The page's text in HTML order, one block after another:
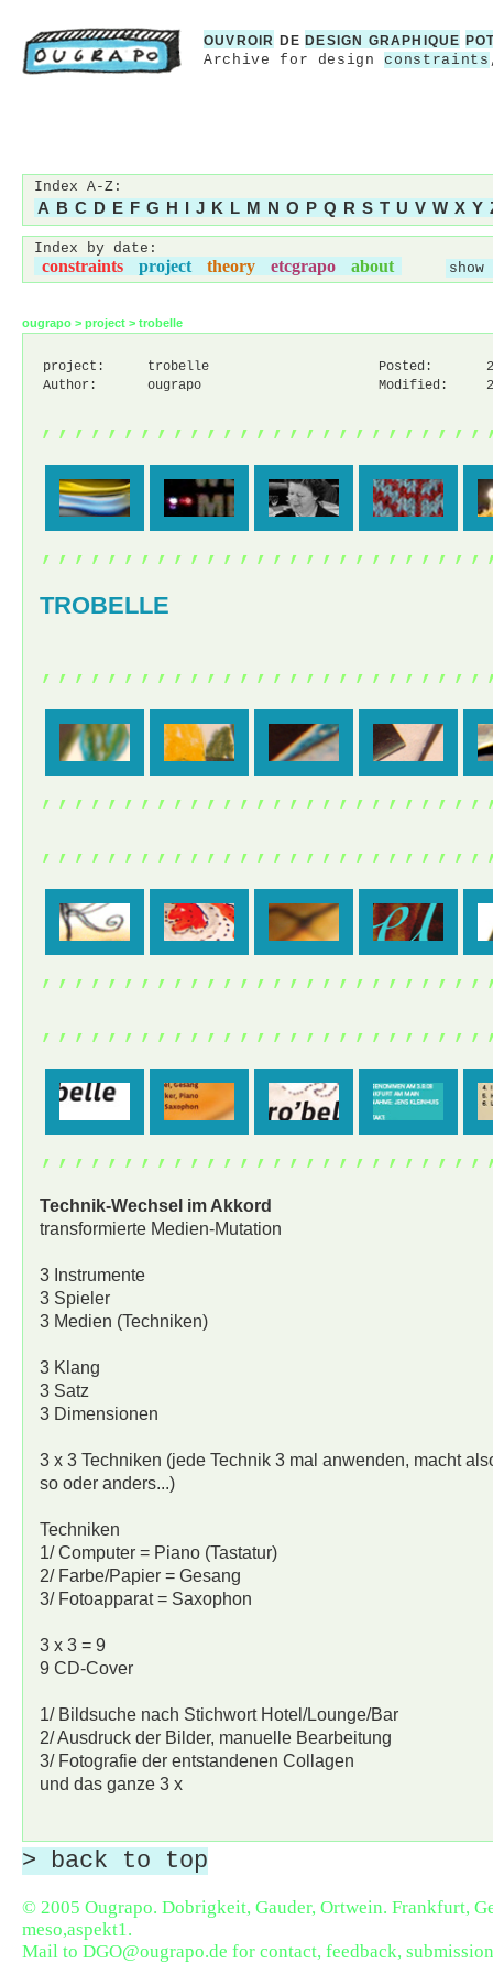
OUVROIR DE DESIGN GRAPHIQUE
Archive for designconstraints
Index A-Z:
A B C D E F G H I J K L M N O P Q R S T U V W X Y
Index by date:
constraints project theory etcgrapo about
ougrapo > project > trobelle
project: trobelle Posted:
Author:
ougrapo Modified:
TROBELLE
Technik-Wechsel im Akkord
transformierte Medien-Mutation
3 Instrumente
3 Spieler
3 Medien (Techniken)
3 Klang
3 Satz
3 Dimensionen
3 x 3 Techniken (jede Technik 3 mal anwenden, macht
so oder anders...)
Techniken
1/ Computer = Piano (Tastatur)
2/ Farbe/Papier = Gesang
3/ Fotoapparat = Saxophon
3 x 3 = 9
9 CD-Cover
1/ Bildsuche nach Stichwort Hotel/Lounge/Bar
2/ Ausdruck der Bilder, manuelle Bearbeitung
3/ Fotografie der entstandenen Collagen
und das ganze 3 x
> back to top
© 2005 Ougrapo. Dobrigkeit, Gauder, Ortwein. Frankfurt,
meso,aspekt1.
Mail to DGO@ougrapo.de for contact, feedback,